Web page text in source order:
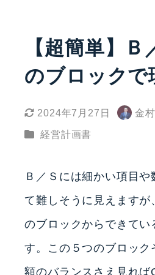
【超簡単】
のブロックで
2024年7月27日
著
金
カテゴリー
経営計画書
Ｂ／Ｓには細かい項目や
て難しそうに見えますが
のブロックからできてい
す。この５つのブロック
額のバランスさえ見れば